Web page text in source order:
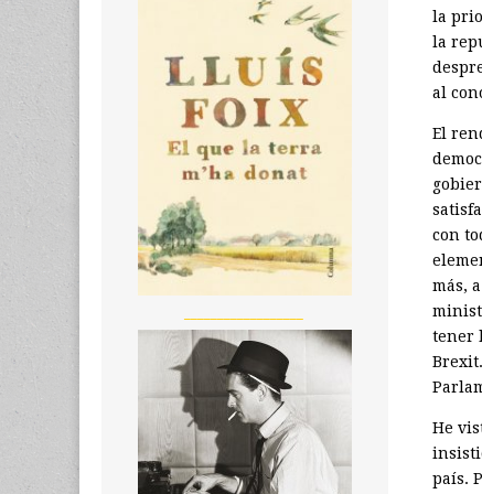
la
la
al
El
con
más,
tener
He
país.